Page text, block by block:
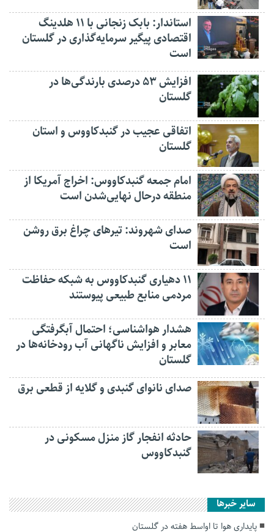
استاندار: بابک زنجانی با ۱۱ هلدینگ
اقتصادی پیگیر سرمایه‌گذاری در گلستان
است
افزایش ۵۳ درصدی بارندگی‌ها در
گلستان
اتفاقی عجیب در‌ گنبدکاووس و استان
گلستان
امام جمعه گنبدکاووس: اخراج آمریکا از
منطقه درحال نهایی‌شدن است
صدای شهروند: تیرهای چراغ برق روشن
است
۱۱ دهیاری گنبدکاووس به شبکه حفاظت
مردمی منابع طبیعی پیوستند
هشدار هواشناسی؛ احتمال آبگرفتگی
معابر و افزایش ناگهانی آب رودخانه‌ها در
گلستان
صدای نانوای گنبدی و گلایه از قطعی برق
حادثه انفجار گاز منزل مسکونی در
گنبدکاووس
سایر خبرها
پایداری هوا تا اواسط هفته در گلستان